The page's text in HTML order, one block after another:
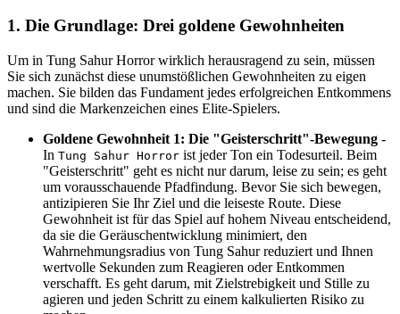
1. Die Grundlage: Drei goldene Gewohnheiten
Um in Tung Sahur Horror wirklich herausragend zu sein, müssen
Sie sich zunächst diese unumstößlichen Gewohnheiten zu eigen
machen. Sie bilden das Fundament jedes erfolgreichen Entkommens
und sind die Markenzeichen eines Elite-Spielers.
Goldene Gewohnheit 1: Die "Geisterschritt"-Bewegung -
In Tung Sahur Horror ist jeder Ton ein Todesurteil. Beim
"Geisterschritt" geht es nicht nur darum, leise zu sein; es geht
um vorausschauende Pfadfindung. Bevor Sie sich bewegen,
antizipieren Sie Ihr Ziel und die leiseste Route. Diese
Gewohnheit ist für das Spiel auf hohem Niveau entscheidend,
da sie die Geräuschentwicklung minimiert, den
Wahrnehmungsradius von Tung Sahur reduziert und Ihnen
wertvolle Sekunden zum Reagieren oder Entkommen
verschafft. Es geht darum, mit Zielstrebigkeit und Stille zu
agieren und jeden Schritt zu einem kalkulierten Risiko zu